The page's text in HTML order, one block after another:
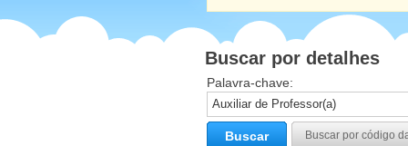
Buscar por detalhes
Palavra-chave:
Buscar Buscar por código